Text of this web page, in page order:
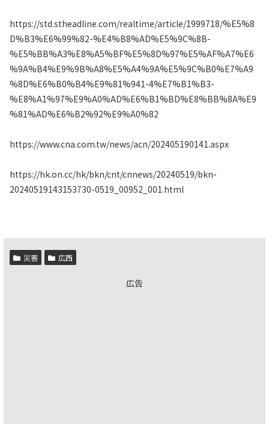
https://std.stheadline.com/realtime/article/1999718/%E5%8
D%B3%E6%99%82-%E4%B8%AD%E5%9C%8B-
%E5%BB%A3%E8%A5%BF%E5%8D%97%E5%AF%A7%E6
%9A%B4%E9%9B%A8%E5%A4%9A%E5%9C%B0%E7%A9
%8D%E6%B0%B4%E9%81%941-4%E7%B1%B3-
%E8%A1%97%E9%A0%AD%E6%B1%BD%E8%BB%8A%E9
%81%AD%E6%B2%92%E9%A0%82
https://www.cna.com.tw/news/acn/202405190141.aspx
https://hk.on.cc/hk/bkn/cnt/cnnews/20240519/bkn-
20240519143153730-0519_00952_001.html
災害 広西
広告